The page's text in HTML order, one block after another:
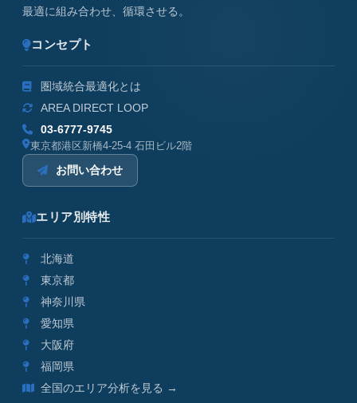
最適に組み合わせ、循環させる。
コンセプト
圏域統合最適化とは
AREA DIRECT LOOP
03-6777-9745
東京都港区新橋4-25-4 石田ビル2階
お問い合わせ
エリア別特性
北海道
東京都
神奈川県
愛知県
大阪府
福岡県
全国のエリア分析を見る →